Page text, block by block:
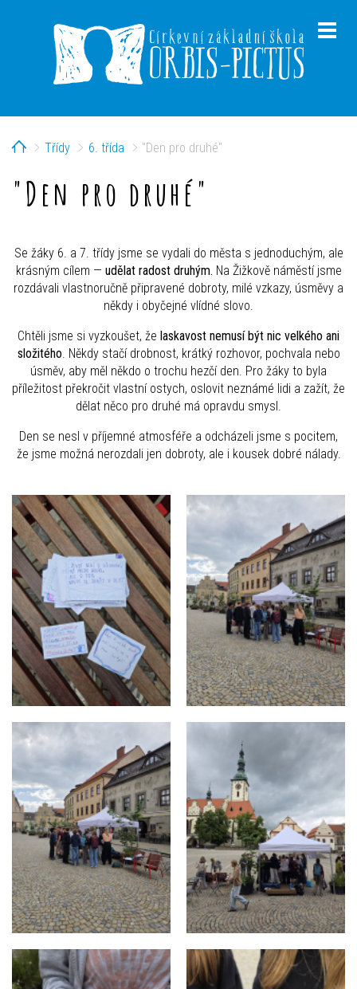
HomeTřídy 6. třída "Den pro druhé"
"Den pro druhé"
Se žáky 6. a 7. třídy jsme se vydali do města s jednoduchým, ale
krásným cílem — udělat radost druhým. Na Žižkově náměstí jsme
rozdávali vlastnoručně připravené dobroty, milé vzkazy, úsměvy a
někdy i obyčejné vlídné slovo.
Chtěli jsme si vyzkoušet, že laskavost nemusí být nic velkého ani
složitého . Někdy stačí drobnost, krátký rozhovor, pochvala nebo
úsměv, aby měl někdo o trochu hezčí den. Pro žáky to byla
příležitost překročit vlastní ostych, oslovit neznámé lidi a zažít, že
dělat něco pro druhé má opravdu smysl.
Den se nesl v příjemné atmosféře a odcházeli jsme s pocitem,
že jsme možná nerozdali jen dobroty, ale i kousek dobré nálady.